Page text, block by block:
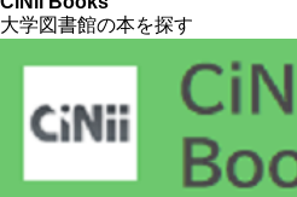
大学図書館の本を探す